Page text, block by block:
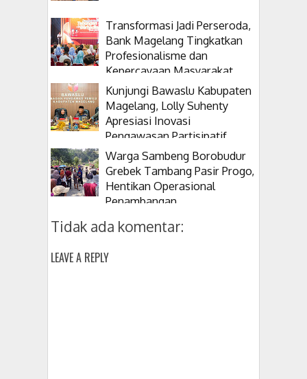
Transformasi Jadi Perseroda,
Bank Magelang Tingkatkan
Profesionalisme dan
Kepercayaan Masyarakat
Kunjungi Bawaslu Kabupaten
Magelang, Lolly Suhenty
Apresiasi Inovasi
Pengawasan Partisipatif
Warga Sambeng Borobudur
Grebek Tambang Pasir Progo,
Hentikan Operasional
Penambangan
Tidak ada komentar:
LEAVE A REPLY